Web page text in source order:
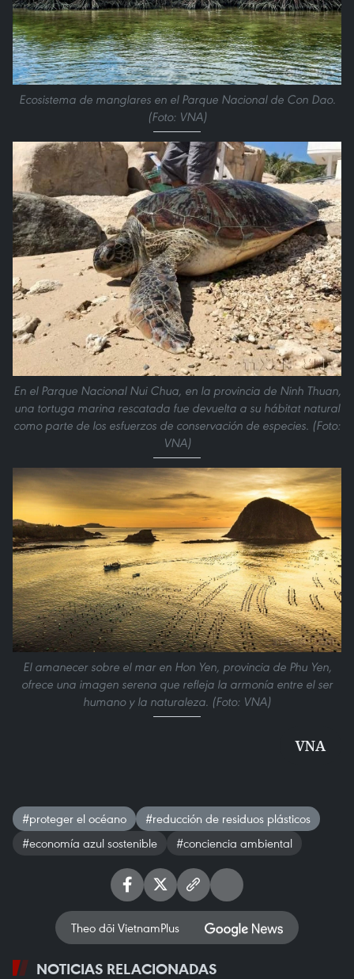
Ecosistema de manglares en el Parque Nacional de Con Dao.
(Foto: VNA)
En el Parque Nacional Nui Chua, en la provincia de Ninh Thuan,
una tortuga marina rescatada fue devuelta a su hábitat natural
como parte de los esfuerzos de conservación de especies. (Foto:
VNA)
El amanecer sobre el mar en Hon Yen, provincia de Phu Yen,
ofrece una imagen serena que refleja la armonía entre el ser
humano y la naturaleza. (Foto: VNA)
VNA
#proteger el océano
#reducción de residuos plásticos
#economía azul sostenible
#conciencia ambiental
Theo dõi VietnamPlus
NOTICIAS RELACIONADAS